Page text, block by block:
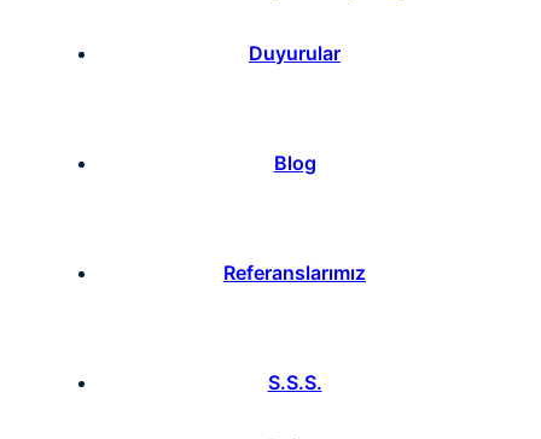
Duyurular
Blog
Referanslarımız
S.S.S.